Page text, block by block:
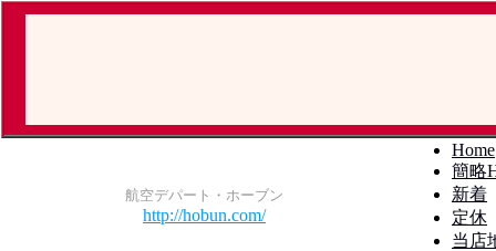
航空デパート・ホーブン
http://hobun.com/
Home
簡略
新着
定休
当店